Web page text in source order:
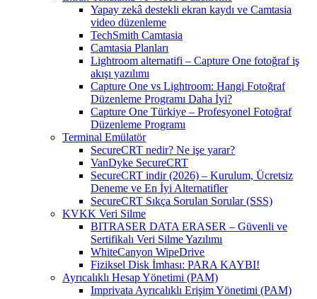
Yapay zekâ destekli ekran kaydı ve Camtasia
video düzenleme
TechSmith Camtasia
Camtasia Planları
Lightroom alternatifi – Capture One fotoğraf iş
akışı yazılımı
Capture One vs Lightroom: Hangi Fotoğraf
Düzenleme Programı Daha İyi?
Capture One Türkiye – Profesyonel Fotoğraf
Düzenleme Programı
Terminal Emülatör
SecureCRT nedir? Ne işe yarar?
VanDyke SecureCRT
SecureCRT indir (2026) – Kurulum, Ücretsiz
Deneme ve En İyi Alternatifler
SecureCRT Sıkça Sorulan Sorular (SSS)
KVKK Veri Silme
BITRASER DATA ERASER – Güvenli ve
Sertifikalı Veri Silme Yazılımı
WhiteCanyon WipeDrive
Fiziksel Disk İmhası: PARA KAYBI!
Ayrıcalıklı Hesap Yönetimi (PAM)
Imprivata Ayrıcalıklı Erişim Yönetimi (PAM)